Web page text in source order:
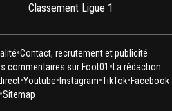
Classement Ligue 1
•Contact, recrutement et publicité
commentaires sur Foot01 •La rédaction
•Youtube•Instagram•TikTok•Facebook
•Sitemap